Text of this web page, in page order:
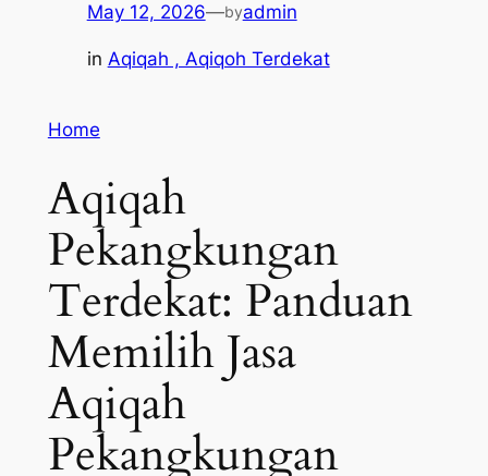
May 12, 2026—byadmin
in Aqiqah , Aqiqoh Terdekat
Home
Aqiqah
Pekangkungan
Terdekat: Panduan
Memilih Jasa
Aqiqah
Pekangkungan